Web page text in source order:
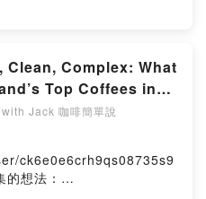
Firstory Hosting
Top Coffees in
Thailand C.O.E hj
Jack 咖啡簡單說
ck6e0e6crh9qs08735s9
想法：